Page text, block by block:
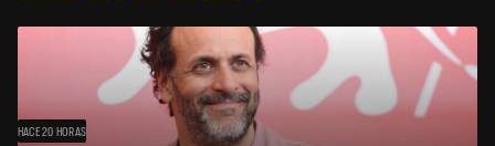
HACE 20 HORAS